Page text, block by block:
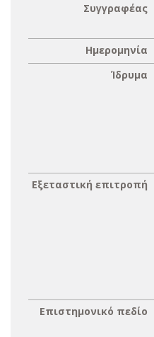
Συγγραφέας
Ημερομηνία
Ίδρυμα
Εξεταστική επιτροπή
Επιστημονικό πεδίο